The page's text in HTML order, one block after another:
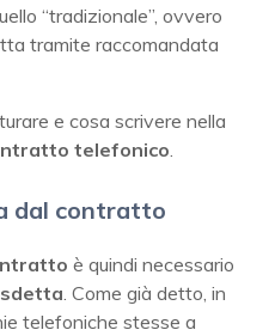
“tradizionale”, ovvero
tramite raccomandata
e cosa scrivere nella
telefonico
dal contratto
è quindi necessario
. Come già detto, in
telefoniche stesse a